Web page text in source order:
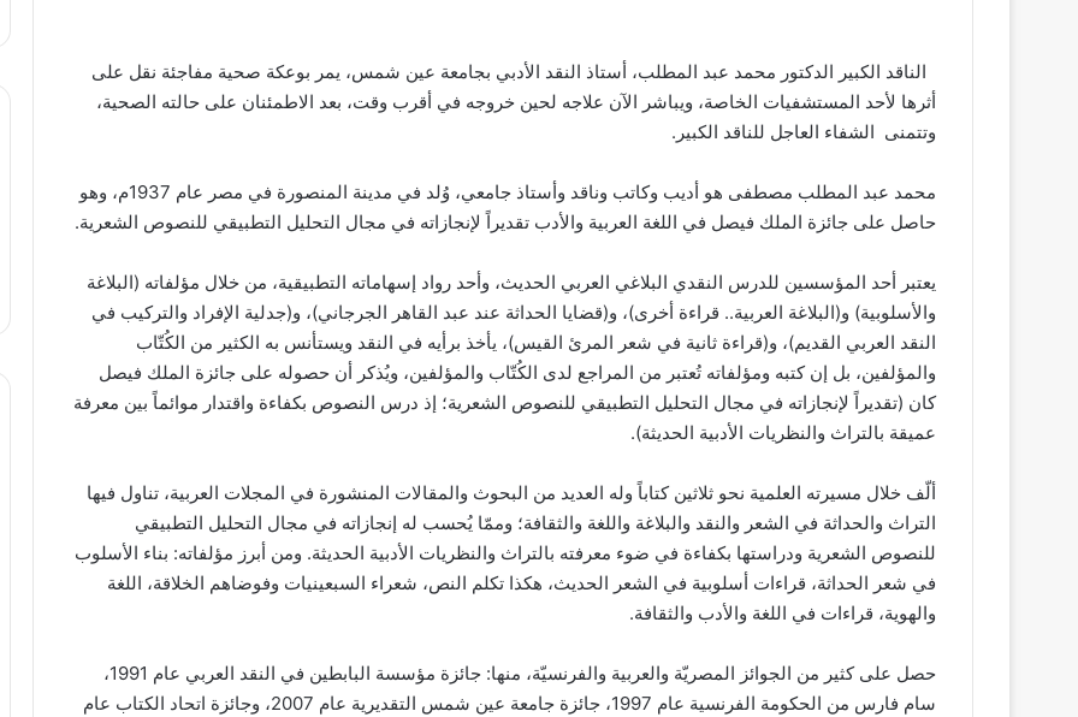
الناقد الكبير الدكتور محمد عبد المطلب، أستاذ النقد الأدبي بجامعة عين شمس، يمر بوعكة صحية مفاجئة نقل على
أثرها لأحد المستشفيات الخاصة، ويباشر الآن علاجه لحين خروجه في أقرب وقت، بعد الاطمئنان على حالته الصحية،
وتتمنى الشفاء العاجل للناقد الكبير.
محمد عبد المطلب مصطفى هو أديب وكاتب وناقد وأستاذ جامعي، وُلد في مدينة المنصورة في مصر عام 1937م، وهو
حاصل على جائزة الملك فيصل في اللغة العربية والأدب تقديراً لإنجازاته في مجال التحليل التطبيقي للنصوص الشعرية.
يعتبر أحد المؤسسين للدرس النقدي البلاغي العربي الحديث، وأحد رواد إسهاماته التطبيقية، من خلال مؤلفاته (البلاغة
والأسلوبية) و(البلاغة العربية.. قراءة أخرى)، و(قضايا الحداثة عند عبد القاهر الجرجاني)، و(جدلية الإفراد والتركيب في
النقد العربي القديم)، و(قراءة ثانية في شعر المرئ القيس)، يأخذ برأيه في النقد ويستأنس به الكثير من الكُتّاب
والمؤلفين، بل إن كتبه ومؤلفاته تُعتبر من المراجع لدى الكُتّاب والمؤلفين، ويُذكر أن حصوله على جائزة الملك فيصل
كان (تقديراً لإنجازاته في مجال التحليل التطبيقي للنصوص الشعرية؛ إذ درس النصوص بكفاءة واقتدار موائماً بين معرفة
عميقة بالتراث والنظريات الأدبية الحديثة).
ألّف خلال مسيرته العلمية نحو ثلاثين كتاباً وله العديد من البحوث والمقالات المنشورة في المجلات العربية، تناول فيها
التراث والحداثة في الشعر والنقد والبلاغة واللغة والثقافة؛ وممّا يُحسب له إنجازاته في مجال التحليل التطبيقي
للنصوص الشعرية ودراستها بكفاءة في ضوء معرفته بالتراث والنظريات الأدبية الحديثة. ومن أبرز مؤلفاته: بناء الأسلوب
في شعر الحداثة، قراءات أسلوبية في الشعر الحديث، هكذا تكلم النص، شعراء السبعينيات وفوضاهم الخلاقة، اللغة
والهوية، قراءات في اللغة والأدب والثقافة.
حصل على كثير من الجوائز المصريّة والعربية والفرنسيّة، منها: جائزة مؤسسة البابطين في النقد العربي عام 1991،
سام فارس من الحكومة الفرنسية عام 1997، جائزة جامعة عين شمس التقديرية عام 2007، وجائزة اتحاد الكتاب عام